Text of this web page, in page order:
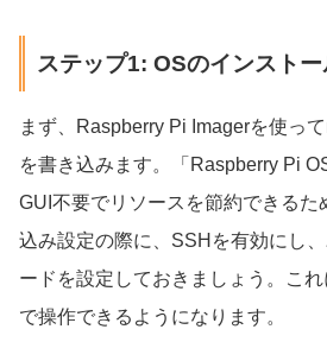
ステップ1: OSのインスト
まず、Raspberry Pi Imagerを使っ
を書き込みます。「Raspberry Pi
GUI不要でリソースを節約できるた
込み設定の際に、SSHを有効にし
ードを設定しておきましょう。こ
で操作できるようになります。